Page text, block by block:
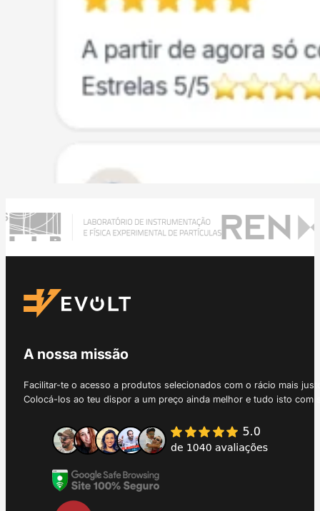
A nossa missão
Facilitar-te o acesso a produtos selecionados com o rácio mais
Colocá-los ao teu dispor a um preço ainda melhor e tudo isto